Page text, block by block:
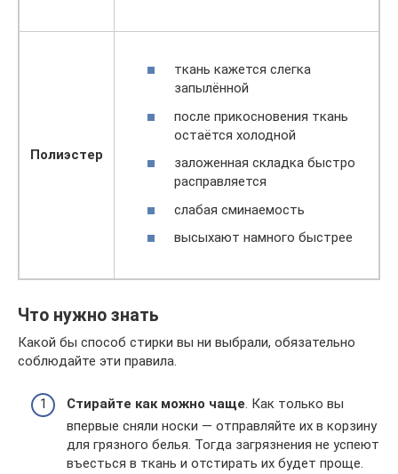
Полиэстер
ткань кажется слегка
запылённой
после прикосновения ткань
остаётся холодной
заложенная складка быстро
расправляется
слабая сминаемость
высыхают намного быстрее
Что нужно знать
Какой бы способ стирки вы ни выбрали, обязательно
соблюдайте эти правила.
Стирайте как можно чаще. Как только вы
впервые сняли носки — отправляйте их в корзину
для грязного белья. Тогда загрязнения не успеют
въесться в ткань и отстирать их будет проще.